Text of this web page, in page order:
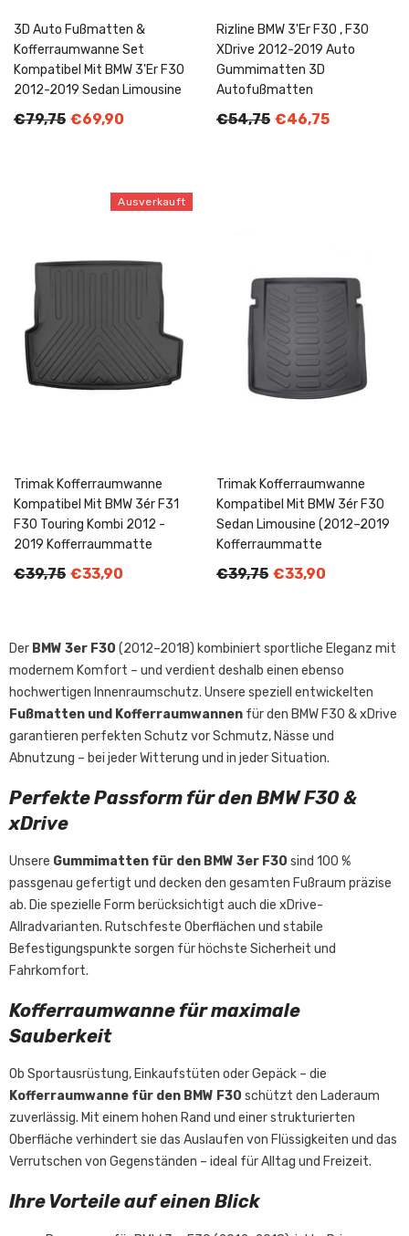
3D Auto Fußmatten &
Kofferraumwanne Set
Kompatibel Mit BMW 3'er F30
2012-2019 Sedan Limousine
€79,75 €69,90
Rizline BMW 3'er F30 , F30
XDrive 2012-2019 Auto
Gummimatten 3D
Autofußmatten
€54,75 €46,75
Ausverkauft
Trimak Kofferraumwanne
Kompatibel Mit BMW 3ér F31
F30 Touring Kombi 2012 -
2019 Kofferraummatte
€39,75 €33,90
Trimak Kofferraumwanne
Kompatibel Mit BMW 3ér F30
Sedan Limousine (2012–2019
Kofferraummatte
€39,75 €33,90
Der BMW 3er F30 (2012–2018) kombiniert sportliche Eleganz mit
modernem Komfort – und verdient deshalb einen ebenso
hochwertigen Innenraumschutz. Unsere speziell entwickelten
Fußmatten und Kofferraumwannen für den BMW F30 & xDrive
garantieren perfekten Schutz vor Schmutz, Nässe und
Abnutzung – bei jeder Witterung und in jeder Situation.
Perfekte Passform für den BMW F30 &
xDrive
Unsere Gummimatten für den BMW 3er F30 sind 100 %
passgenau gefertigt und decken den gesamten Fußraum präzise
ab. Die spezielle Form berücksichtigt auch die xDrive-
Allradvarianten. Rutschfeste Oberflächen und stabile
Befestigungspunkte sorgen für höchste Sicherheit und
Fahrkomfort.
Kofferraumwanne für maximale
Sauberkeit
Ob Sportausrüstung, Einkaufstüten oder Gepäck – die
Kofferraumwanne für den BMW F30 schützt den Laderaum
zuverlässig. Mit einem hohen Rand und einer strukturierten
Oberfläche verhindert sie das Auslaufen von Flüssigkeiten und das
Verrutschen von Gegenständen – ideal für Alltag und Freizeit.
Ihre Vorteile auf einen Blick